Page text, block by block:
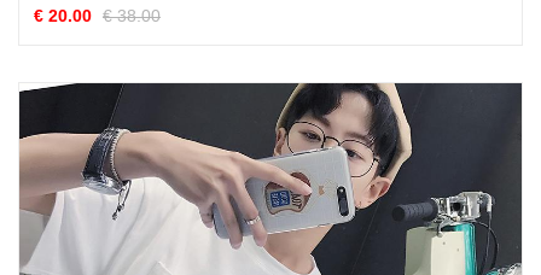
€ 20.00 € 38.00